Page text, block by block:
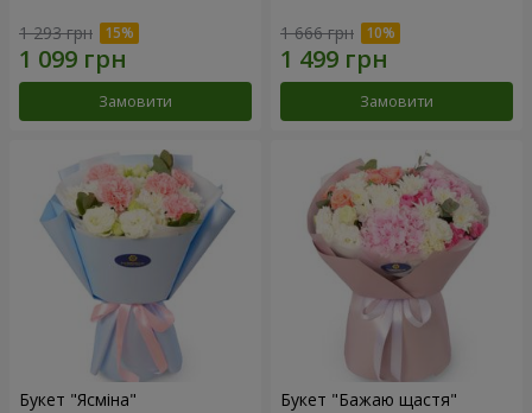
1 293 грн
Замовити
1 666 грн
Замовити
Букет "Ясміна" Букет "Бажаю щастя"